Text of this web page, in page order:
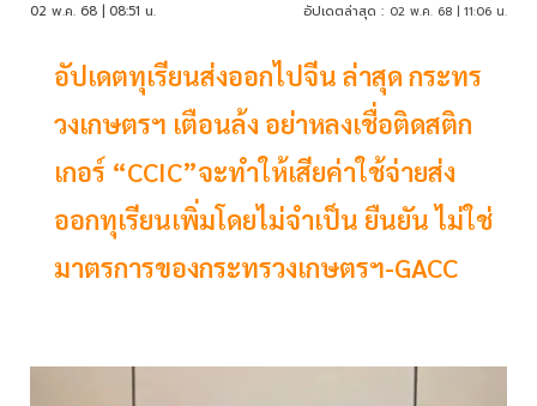
02 พ.ค. 68 | 08:51 น. อัปเดตล่าสุด : 02 พ.ค. 68 | 11:06 น.
อัปเดตทุเรียนส่งออกไปจีน ล่าสุด กระทร
วงเกษตรฯ เตือนล้ง อย่าหลงเชื่อติดสติก
เกอร์ “CCIC”จะทำให้เสียค่าใช้จ่ายส่ง
ออกทุเรียนเพิ่มโดยไม่จำเป็น ยืนยัน ไม่ใช่
มาตรการของกระทรวงเกษตรฯ-GACC